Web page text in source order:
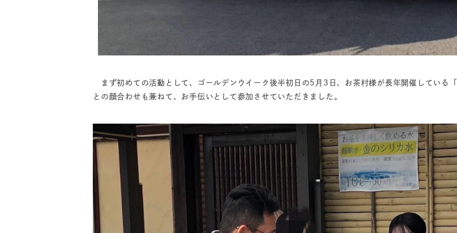
まず初めての活動として、ゴールデンウイーク後半初日の5月3日、お茶村様が長年開催している
との顔合わせも兼ねて、お手伝いとして参加させていただきました。